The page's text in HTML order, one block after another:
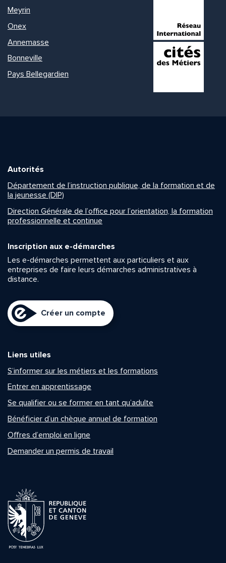
Meyrin
Onex
Annemasse
Bonneville
Pays Bellegardien
Autorités
Département de l’instruction publique, de la formation et de
la jeunesse (DIP)
Direction Générale de l’office pour l’orientation, la formation
professionnelle et continue
Inscription aux e-démarches
Les e-démarches permettent aux particuliers et aux
entreprises de faire leurs démarches administratives à
distance.
Créer un compte
Liens utiles
S’informer sur les métiers et les formations
Entrer en apprentissage
Se qualifier ou se former en tant qu’adulte
Bénéficier d’un chèque annuel de formation
Offres d’emploi en ligne
Demander un permis de travail